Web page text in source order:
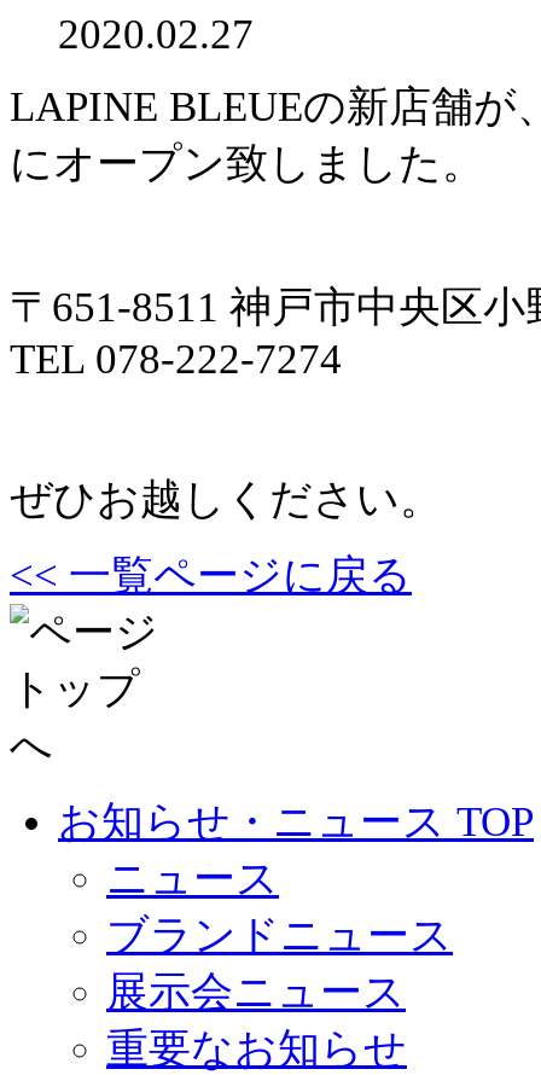
2020.02.27
LAPINE BLEUEの新店舗が
にオープン致しました。
〒651-8511 神戸市中央区
TEL 078-222-7274
ぜひお越しください。
<< 一覧ページに戻る
お知らせ・ニュース TOP
ニュース
ブランドニュース
展示会ニュース
重要なお知らせ